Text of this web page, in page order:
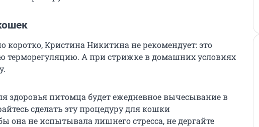
коротко, Кристина Никитина не рекомендует: это
терморегуляцию. А при стрижке в домашних условиях
здоровья питомца будет ежедневное вычесывание в
сделать эту процедуру для кошки
она не испытывала лишнего стресса, не дергайте